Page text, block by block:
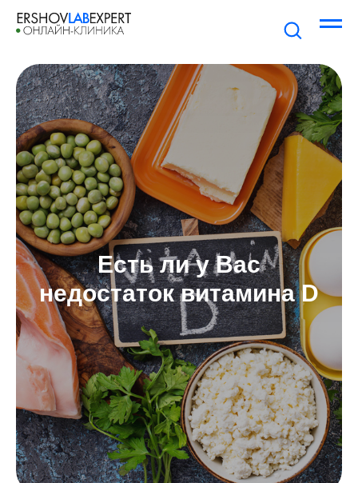
Есть ли у Вас
недостаток витамина D